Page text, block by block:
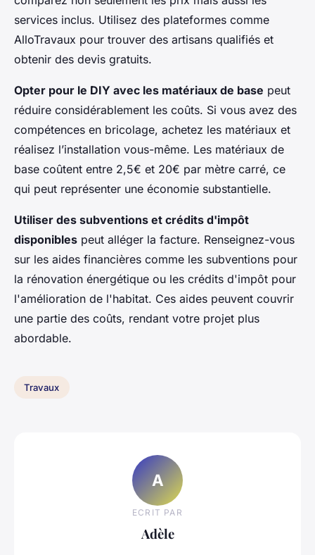
services inclus. Utilisez des plateformes comme
AlloTravaux pour trouver des artisans qualifiés et
obtenir des devis gratuits.
Opter pour le DIY avec les matériaux de base peut
réduire considérablement les coûts. Si vous avez des
compétences en bricolage, achetez les matériaux et
réalisez l’installation vous-même. Les matériaux de
base coûtent entre 2,5€ et 20€ par mètre carré, ce
qui peut représenter une économie substantielle.
Utiliser des subventions et crédits d'impôt
disponibles peut alléger la facture. Renseignez-vous
sur les aides financières comme les subventions pour
la rénovation énergétique ou les crédits d'impôt pour
l'amélioration de l'habitat. Ces aides peuvent couvrir
une partie des coûts, rendant votre projet plus
abordable.
Travaux
A
ECRIT PAR
Adèle